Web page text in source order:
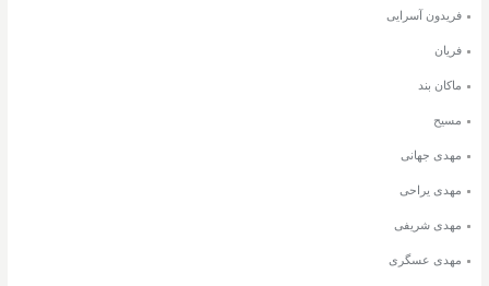
فریدون آسرایی
فریان
ماکان بند
مسیح
مهدی جهانی
مهدی یراحی
مهدی شریفی
مهدی عسگری